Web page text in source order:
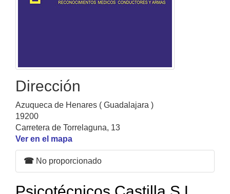
Dirección
Azuqueca de Henares ( Guadalajara )
19200
Carretera de Torrelaguna, 13
Ver en el mapa
☎ No proporcionado